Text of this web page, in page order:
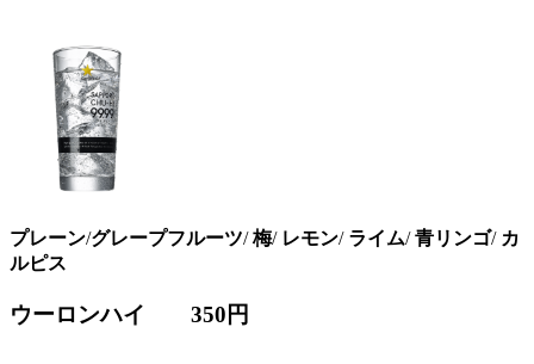
プレーン/グレープフルーツ/梅/ レモン/ ライム/青リンゴ/ カ
ルピス
ウーロンハイ 350円